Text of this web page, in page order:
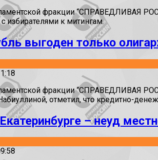
фракции “СПРАВЕДЛИВАЯ
избирателями к митингам.
выгоден только
фракции “СПРАВЕДЛИВАЯ
отметил, что кредитно-
– неуд